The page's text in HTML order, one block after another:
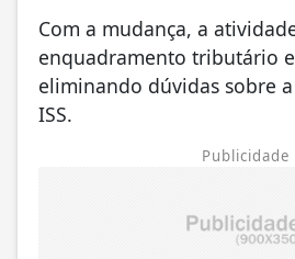
Com a mudança, a
enquadramento tributário
eliminando dúvidas sobre
ISS.
Publicidade